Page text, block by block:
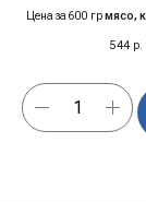
Цена за 600 грмясо,
544 р.